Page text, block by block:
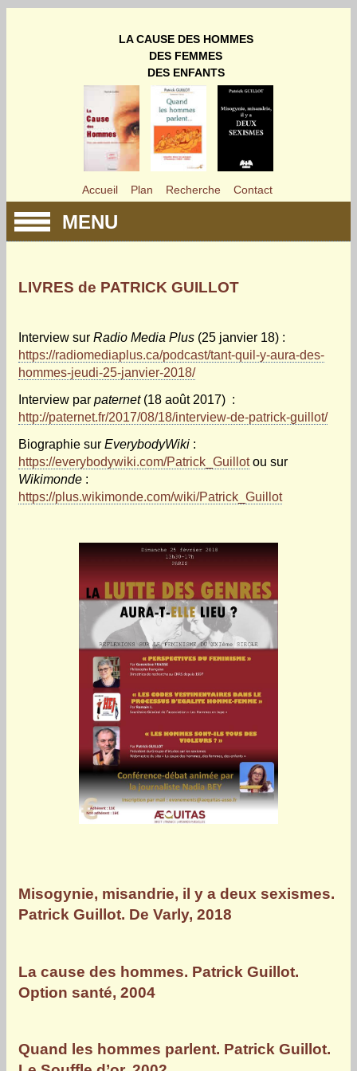
LA CAUSE DES HOMMES
DES FEMMES
DES ENFANTS
LIVRES de PATRICK GUILLOT
Interview sur Radio Media Plus (25 janvier 18) :
https://radiomediaplus.ca/podcast/tant-quil-y-aura-des-
hommes-jeudi-25-janvier-2018/
Interview par paternet (18 août 2017) :
http://paternet.fr/2017/08/18/interview-de-patrick-guillot/
Biographie sur EverybodyWiki :
https://everybodywiki.com/Patrick_Guillotou sur
Wikimonde :
https://plus.wikimonde.com/wiki/Patrick_Guillot
Misogynie, misandrie, il y a deux sexismes.
Patrick Guillot. De Varly, 2018
La cause des hommes. Patrick Guillot.
Option santé, 2004
Quand les hommes parlent. Patrick Guillot.
MENU
Accueil Plan Recherche Contact